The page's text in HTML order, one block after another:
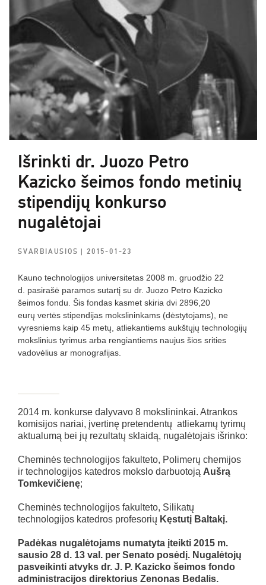
Išrinkti dr. Juozo Petro
Kazicko šeimos fondo metinių
stipendijų konkurso
nugalėtojai
SVARBIAUSIOS | 2015-01-23
Kauno technologijos universitetas 2008 m. gruodžio 22
d. pasirašė paramos sutartį su dr. Juozo Petro Kazicko
šeimos fondu. Šis fondas kasmet skiria dvi 2896,20
eurų vertės stipendijas mokslininkams (dėstytojams), ne
vyresniems kaip 45 metų, atliekantiems aukštųjų technologijų
mokslinius tyrimus arba rengiantiems naujus šios srities
vadovėlius ar monografijas.
2014 m. konkurse dalyvavo 8 mokslininkai. Atrankos
komisijos nariai, įvertinę pretendentų atliekamų tyrimų
aktualumą bei jų rezultatų sklaidą, nugalėtojais išrinko:
Cheminės technologijos fakulteto, Polimerų chemijos
ir technologijos katedros mokslo darbuotoją Aušrą
Tomkevičienę;
Cheminės technologijos fakulteto, Silikatų
technologijos katedros profesorių Kęstutį Baltakį.
Padėkas nugalėtojams numatyta įteikti 2015 m.
sausio 28 d. 13 val. per Senato posėdį. Nugalėtojų
pasveikinti atvyks dr. J. P. Kazicko šeimos fondo
administracijos direktorius Zenonas Bedalis.